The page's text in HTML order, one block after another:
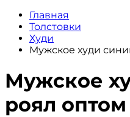
Главная
Толстовки
Худи
Мужское худи
Мужское
роял оптом